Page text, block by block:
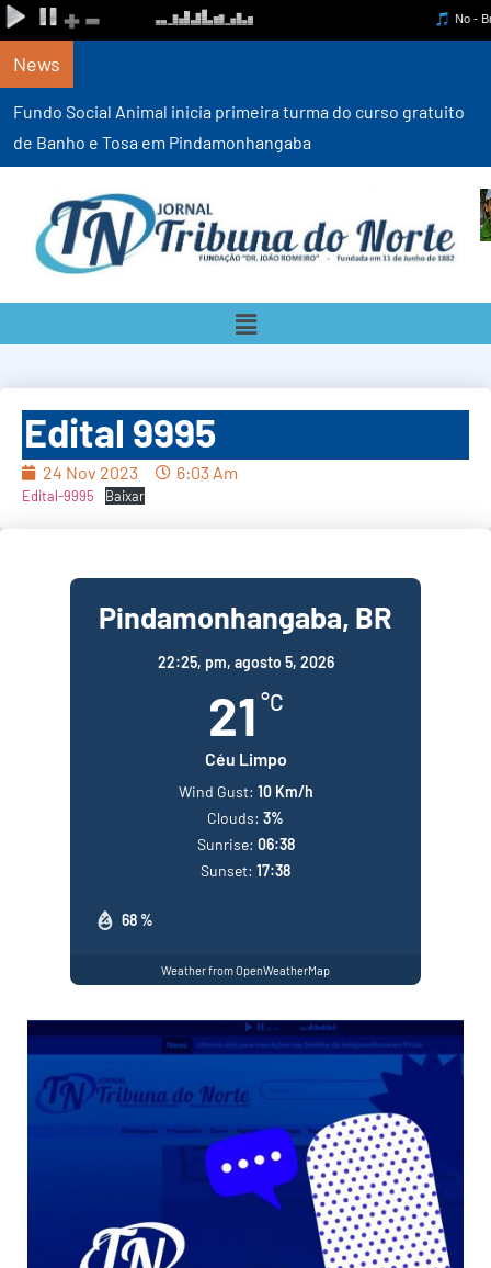
News
Fundo Social Animal inicia primeira turma do curso gratuito
de Banho e Tosa em Pindamonhangaba
Edital 9995
24 Nov 2023 6:03 Am
Edital-9995 Baixar
Pindamonhangaba, BR
22:25, pm, agosto 5, 2026
21 °C
Céu Limpo
68 %
Wind Gust: 10 Km/h
Clouds: 3%
Sunrise: 06:38
Sunset: 17:38
Weather from OpenWeatherMap